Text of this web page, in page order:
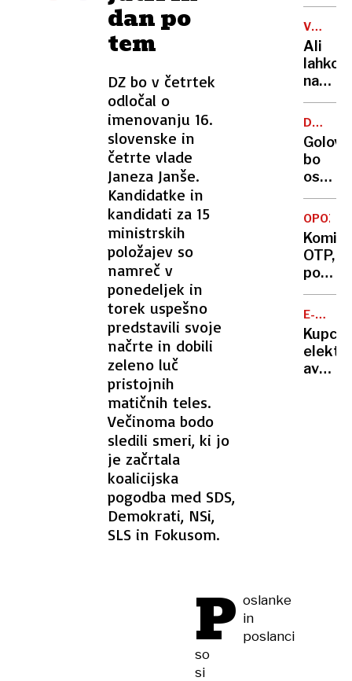
dan po
tem
DZ bo v četrtek
odločal o
imenovanju 16.
slovenske in
četrte vlade
Janeza Janše.
Kandidatke in
kandidati za 15
ministrskih
položajev so
namreč v
ponedeljek in
torek uspešno
predstavili svoje
načrte in dobili
zeleno luč
pristojnih
matičnih teles.
Večinoma bodo
sledili smeri, ki jo
je začrtala
koalicijska
pogodba med SDS,
Demokrati, NSi,
SLS in Fokusom.
P oslanke
in
poslanci
so
si
5000
let
10.000
vrst
in
39
litrov
na
NEDA
Ali
lahko
na
bloka
na
žaru?
vas
zna
DELNE
ZAPORE
bo
ostal
brez
24
zaradi
bo
cesta
delno
zaprta
OTP,
pozor:
banka
kartic
E-
Kupci
avtov